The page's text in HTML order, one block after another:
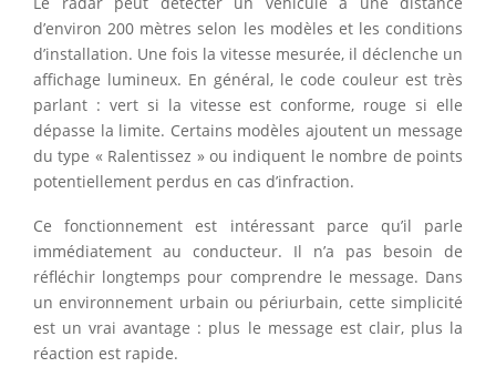
d’environ 200 mètres selon les modèles et les conditions
d’installation. Une fois la vitesse mesurée, il déclenche un
affichage lumineux. En général, le code couleur est très
parlant : vert si la vitesse est conforme, rouge si elle
dépasse la limite. Certains modèles ajoutent un message
du type « Ralentissez » ou indiquent le nombre de points
potentiellement perdus en cas d’infraction.
Ce fonctionnement est intéressant parce qu’il parle
immédiatement au conducteur. Il n’a pas besoin de
réfléchir longtemps pour comprendre le message. Dans
un environnement urbain ou périurbain, cette simplicité
est un vrai avantage : plus le message est clair, plus la
réaction est rapide.